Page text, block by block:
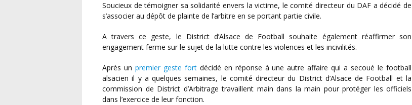
Soucieux de témoigner sa solidarité envers la victime, le comité directeur du DAF a décidé de
s’associer au dépôt de plainte de l’arbitre en se portant partie civile.
A travers ce geste, le District d’Alsace de Football souhaite également réaffirmer son
engagement ferme sur le sujet de la lutte contre les violences et les incivilités.
Après un premier geste fortdécidé en réponse à une autre affaire qui a secoué le football
alsacien il y a quelques semaines, le comité directeur du District d’Alsace de Football et la
commission de District d’Arbitrage travaillent main dans la main pour protéger les officiels
dans l’exercice de leur fonction.